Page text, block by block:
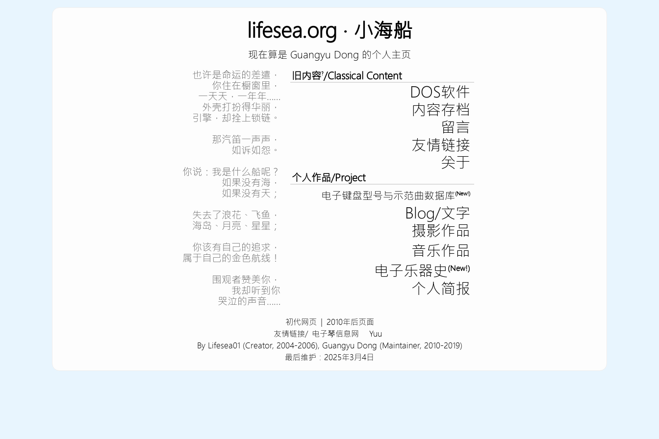
lifesea.org · 小海船
现在算是 Guangyu Dong 的个人主页
也许是命运的差遣，
你住在橱窗里，
一天天，一年年……
外壳打扮得华丽，
引擎，却拴上锁链。
那汽笛一声声，
如诉如怨。
你说：我是什么船呢？
如果没有海，
如果没有天；
失去了浪花、飞鱼，
海岛、月亮、星星；
你该有自己的追求，
属于自己的金色航线！
围观者赞美你，
我却听到你
哭泣的声音……
旧内容?/Classical Content
DOS软件
内容存档
留言
友情链接
关于
个人作品/Project
电子键盘型号与示范曲数据库(New!)
Blog/文字
摄影作品
音乐作品
电子乐器史 (New!)
个人简报
初代网页 | 2010年后页面
友情链接/ 电子琴信息网
Yuu
By Lifesea01 (Creator, 2004-2006), Guangyu Dong (Maintainer, 2010-2019)
最后维护：2025年3月4日